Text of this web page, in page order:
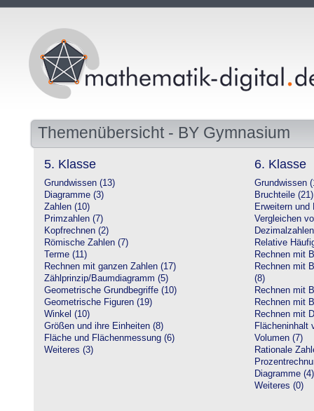
Themenübersicht - BY Gymnasium
5. Klasse
Grundwissen (13)
Diagramme (3)
Zahlen (10)
Primzahlen (7)
Kopfrechnen (2)
Römische Zahlen (7)
Terme (11)
Rechnen mit ganzen Zahlen (17)
Zählprinzip/Baumdiagramm (5)
Geometrische Grundbegriffe (10)
Geometrische Figuren (19)
Winkel (10)
Größen und ihre Einheiten (8)
Fläche und Flächenmessung (6)
Weiteres (3)
6. Klasse
Grundwissen
Bruchteile (21)
Erweitern und
Vergleichen
Relative
Rechnen mit
Rechnen mit
(8)
Rechnen mit
Rechnen mit
Rechnen mit
Flächeninhalt
Volumen (7)
Rationale
Diagramme (4)
Weiteres (0)